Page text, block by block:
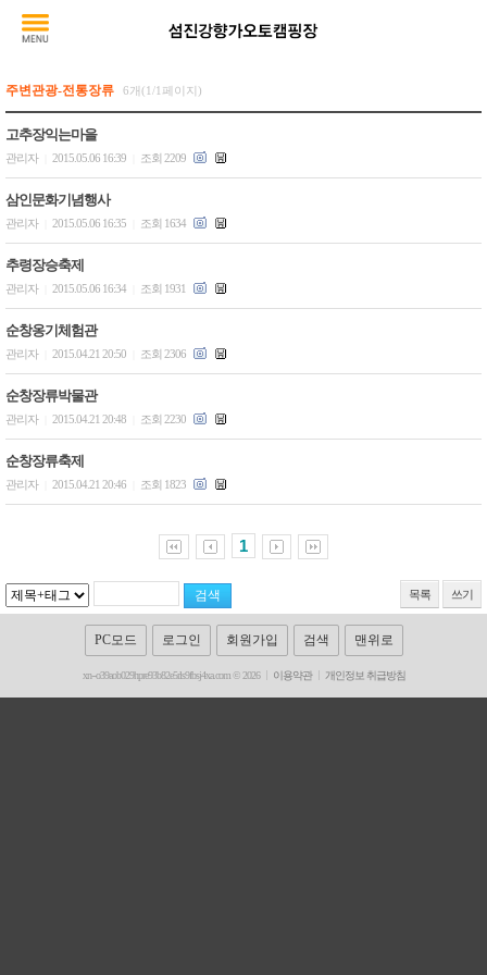
주변관광-전통장류 6개(1/1페이지)
고추장익는마을
관리자 2015.05.06 16:39 조회 2209
삼인문화기념행사
관리자 2015.05.06 16:35 조회 1634
추령장승축제
관리자 2015.05.06 16:34 조회 1931
순창옹기체험관
관리자 2015.04.21 20:50 조회 2306
순창장류박물관
관리자 2015.04.21 20:48 조회 2230
순창장류축제
관리자 2015.04.21 20:46 조회 1823
1
목록 쓰기
PC모드 로그인 회원가입 검색 맨위로
xn--o39aob029hpre93b82e5rls9fbsj4xa.com © 2026 이용약관 개인정보 취급방침